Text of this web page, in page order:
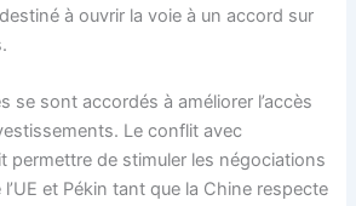
à ouvrir la voie à un accord sur
se sont accordés à améliorer l’accès
Le conflit avec
permettre de stimuler les négociations
et Pékin tant que la Chine respecte